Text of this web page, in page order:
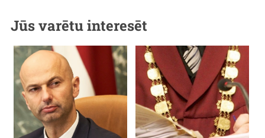
Jūs varētu interesēt